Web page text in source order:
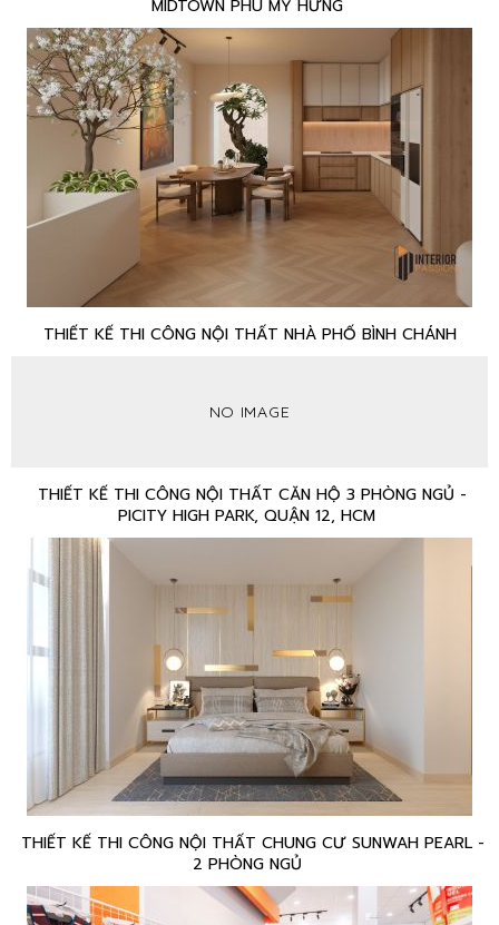
MIDTOWN PHÚ MỸ HƯNG
THIẾT KẾ THI CÔNG NỘI THẤT NHÀ PHỐ BÌNH CHÁNH
NO IMAGE
THIẾT KẾ THI CÔNG NỘI THẤT CĂN HỘ 3 PHÒNG NGỦ -
PICITY HIGH PARK, QUẬN 12, HCM
THIẾT KẾ THI CÔNG NỘI THẤT CHUNG CƯ SUNWAH PEARL -
2 PHÒNG NGỦ